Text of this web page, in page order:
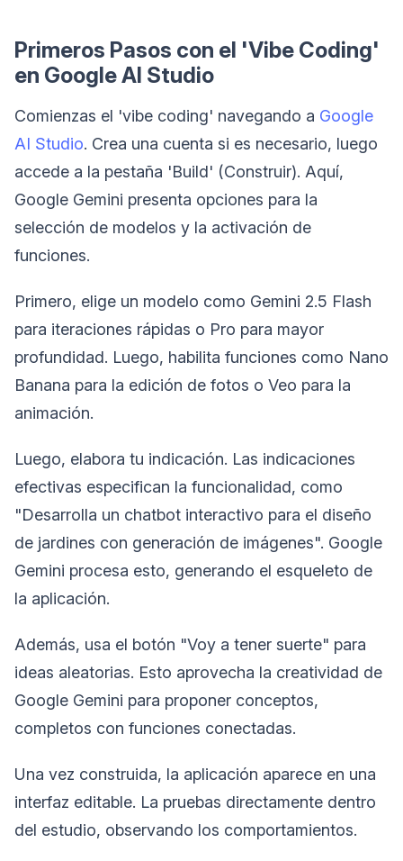
Primeros Pasos con el 'Vibe Coding'
en Google AI Studio
Comienzas el 'vibe coding' navegando a Google
AI Studio. Crea una cuenta si es necesario, luego
accede a la pestaña 'Build' (Construir). Aquí,
Google Gemini presenta opciones para la
selección de modelos y la activación de
funciones.
Primero, elige un modelo como Gemini 2.5 Flash
para iteraciones rápidas o Pro para mayor
profundidad. Luego, habilita funciones como Nano
Banana para la edición de fotos o Veo para la
animación.
Luego, elabora tu indicación. Las indicaciones
efectivas especifican la funcionalidad, como
"Desarrolla un chatbot interactivo para el diseño
de jardines con generación de imágenes". Google
Gemini procesa esto, generando el esqueleto de
la aplicación.
Además, usa el botón "Voy a tener suerte" para
ideas aleatorias. Esto aprovecha la creatividad de
Google Gemini para proponer conceptos,
completos con funciones conectadas.
Una vez construida, la aplicación aparece en una
interfaz editable. La pruebas directamente dentro
del estudio, observando los comportamientos.